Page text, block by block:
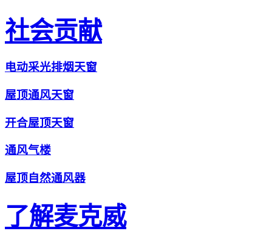
社会贡献
电动采光排烟天窗
屋顶通风天窗
开合屋顶天窗
通风气楼
屋顶自然通风器
了解麦克威